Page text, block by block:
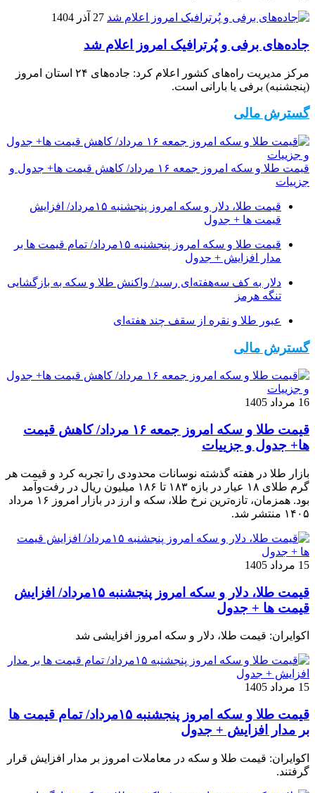
27 آذر 1404
جاده‌های برفی و پُرترافیک امروز اعلام شد
مرکز مدیریت راه‌های کشور اعلام کرد: جاده‌های ۲۴ استان امروز
(پنجشنبه) برفی یا بارانی است.
گسترش مالی
قیمت طلا و سکه امروز جمعه ۱۶ مرداد/ کاهش قیمت ها+ جدول و
جزییات
قیمت طلا، دلار و سکه امروز پنجشنبه ۱۵مرداد/ افزایش
قیمت ها + جدول
قیمت طلا و سکه امروز پنجشنبه ۱۵مرداد/ تمام قیمت ها بر
مدار افزایش + جدول
دلار به کف سه‌هفته‌ای رسید/ واکنش طلا و سکه به بازگشایی
تنگه هرمز
عبور طلا و نقره از سقف چند هفته‌ای
گسترش مالی
16 مرداد 1405
قیمت طلا و سکه امروز جمعه ۱۶ مرداد/ کاهش قیمت
ها+ جدول و جزییات
بازار طلا در هفته گذشته نوسانات محدودی را تجربه کرد و قیمت هر
گرم طلای ۱۸ عیار در بازه ۱۸۳ تا ۱۸۶ میلیون ریال در رفت‌وآمد
بود. همزمان، تازه‌ترین نرخ طلا، سکه و ارز در بازار امروز ۱۶ مرداد
۱۴۰۵ منتشر شد.
15 مرداد 1405
قیمت طلا، دلار و سکه امروز پنجشنبه ۱۵مرداد/ افزایش
قیمت ها + جدول
اکوایران: قیمت طلا، دلار و سکه امروز افزایشی شد
15 مرداد 1405
قیمت طلا و سکه امروز پنجشنبه ۱۵مرداد/ تمام قیمت ها
بر مدار افزایش + جدول
اکوایران: قیمت طلا و سکه در معاملات امروز بر مدار افزایش قرار
گرفتند.